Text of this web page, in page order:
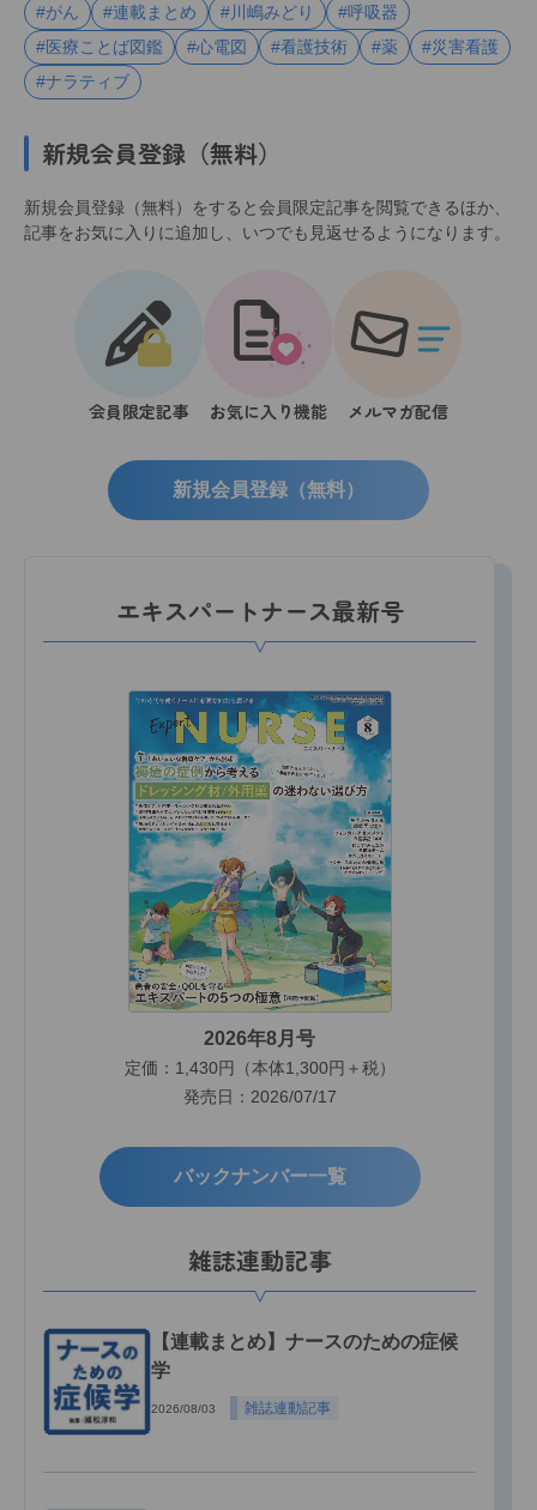
#がん #連載まとめ #川嶋みどり
#呼吸器
#医療ことば図鑑
#心電図 #看護技術 #薬
#災害看護
#ナラティブ
新規会員登録（無料）
新規会員登録（無料）をすると会員限定記事を閲覧できるほか、
記事をお気に入りに追加し、いつでも見返せるようになります。
会員限定記事 お気に入り機能 メルマガ配信
新規会員登録（無料）
エキスパートナース最新号
2026年8月号
定価：1,430円（本体1,300円＋税）
発売日：2026/07/17
バックナンバー一覧
雑誌連動記事
【連載まとめ】ナースのための症候
学
2026/08/03 雑誌連動記事